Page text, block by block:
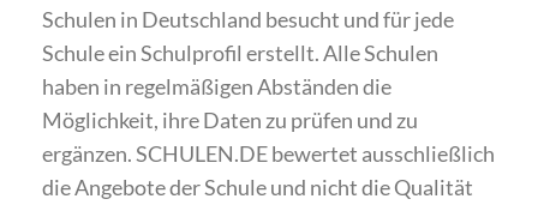
Schulen in Deutschland besucht und für jede
Schule ein Schulprofil erstellt. Alle Schulen
haben in regelmäßigen Abständen die
Möglichkeit, ihre Daten zu prüfen und zu
ergänzen. SCHULEN.DE bewertet ausschließlich
die Angebote der Schule und nicht die Qualität